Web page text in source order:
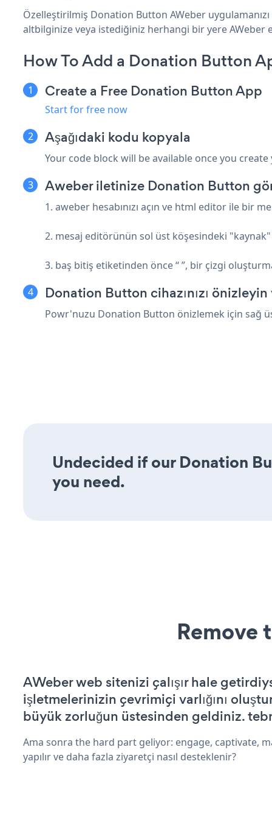
Özelleştirilmiş Donation Button AWeber
altbilginize veya istediğiniz herhangi bir yere AWeber
How To Add a Donation Button
Create a Free Donation Button App
Start for free now
Aşağıdaki kodu kopyala
Your code block will be available once you
Aweber iletinize Donation Button
1. aweber hesabınızı açın ve html editor ile bir
2. mesaj editörünün sol üst köşesindeki "kaynak"
3. baş bitiş etiketinden önce “ ”, bir çizgi
Donation Button cihazınızı
Powr'nuzu Donation Button önizlemek için sağ
Undecided if our Donation
you need.
Remove
AWeber web sitenizi çalışır hale
işletmelerinizin çevrimiçi varlığını
büyük zorluğun üstesinden geldiniz.
Ama sonra the hard part geliyor: engage, captivate,
yapılır ve daha fazla ziyaretçi nasıl desteklenir?